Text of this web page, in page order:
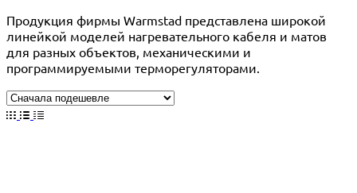
Продукция фирмы Warmstad представлена широкой
линейкой моделей нагревательного кабеля и матов
для разных объектов, механическими и
программируемыми терморегуляторами.